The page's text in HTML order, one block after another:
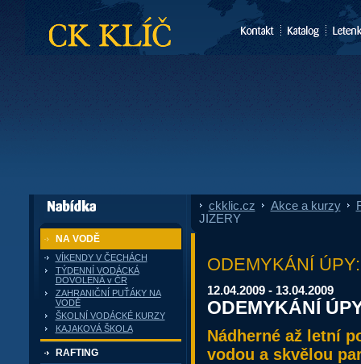
CK Klíč
dále nabízí
NA VODĚ
VÍKENDY V ČECHÁCH
TÝDENNÍ VODÁCKÁ
DOVOLENÁ v ČR
ZAHRANIČNÍ PUŤÁKY NA
VODĚ
ŠKOLNÍ VODÁCKÉ KURZY
KAJAKOVÁ ŠKOLA
RAFTING
ckklic.cz Akce a kurzy»
JIZERY
ODEMYKÁNÍ
12.04.2009 - 13.04.2009
ODEMYKÁNÍ
Nádherné až letní
vodou a skvělou